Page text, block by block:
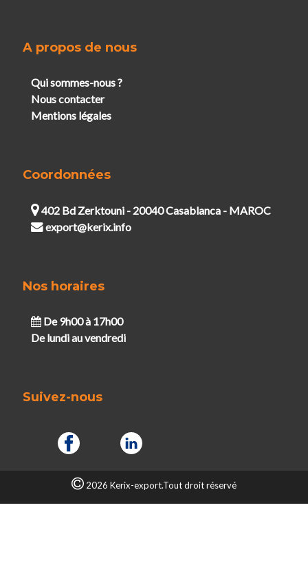
A propos de nous
Qui sommes-nous ?
Nous contacter
Mentions légales
Coordonnées
402 Bd Zerktouni - 20040 Casablanca - MAROC
export@kerix.info
Nos horaires
De 9h00 à 17h00
De lundi au vendredi
Suivez-nous
2026 Kerix-export.Tout droit réservé